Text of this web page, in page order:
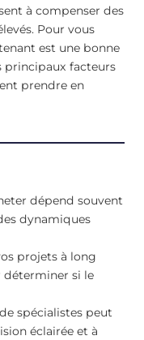
à compenser des
Pour vous
est une bonne
principaux facteurs
prendre en
dépend souvent
dynamiques
projets à long
si le
spécialistes peut
éclairée et à